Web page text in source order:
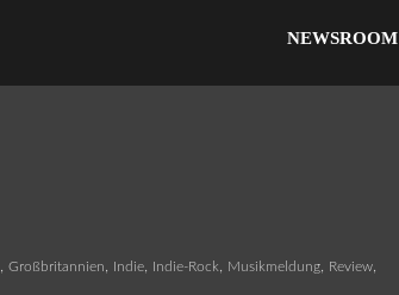
NEWSROOM
,Großbritannien, Indie, Indie-Rock, Musikmeldung, Review,